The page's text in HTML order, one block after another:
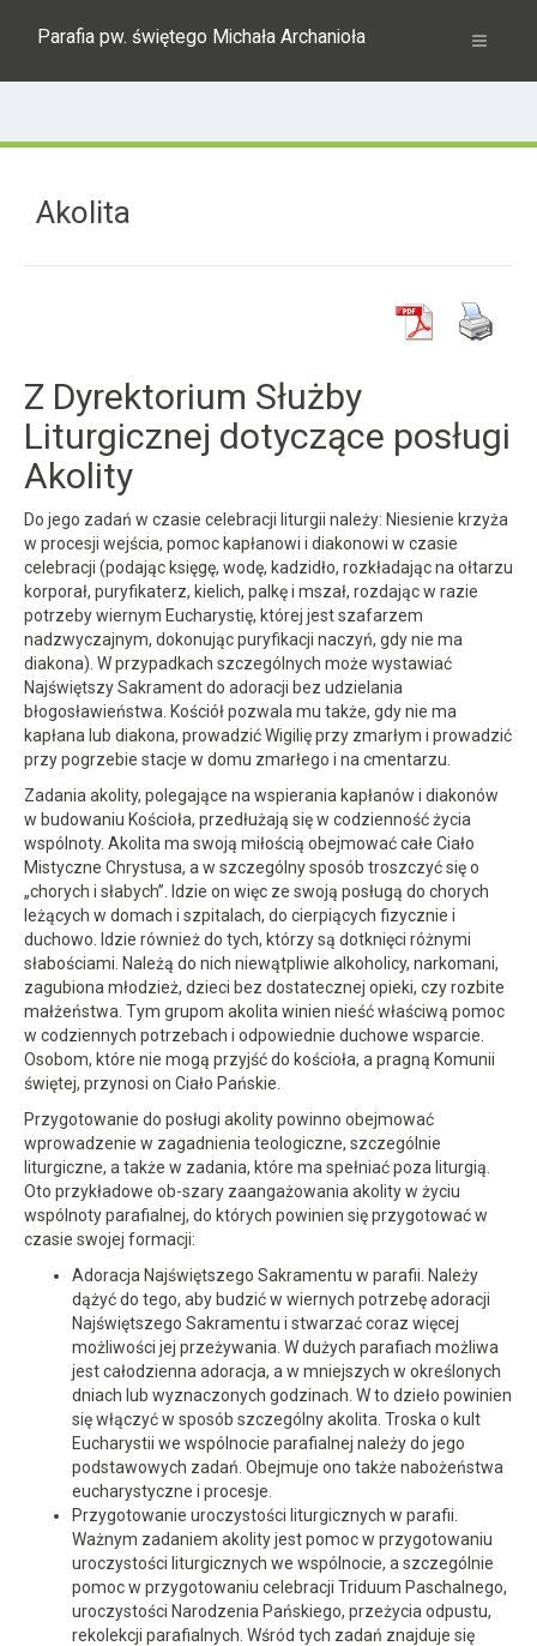
Parafia pw. świętego Michała Archanioła
Akolita
Z Dyrektorium Służby
Liturgicznej dotyczące posługi
Akolity
Do jego zadań w czasie celebracji liturgii należy: Niesienie krzyża
w procesji wejścia, pomoc kapłanowi i diakonowi w czasie
celebracji (podając księgę, wodę, kadzidło, rozkładając na ołtarzu
korporał, puryfikaterz, kielich, palkę i mszał, rozdając w razie
potrzeby wiernym Eucharystię, której jest szafarzem
nadzwyczajnym, dokonując puryfikacji naczyń, gdy nie ma
diakona). W przypadkach szczególnych może wystawiać
Najświętszy Sakrament do adoracji bez udzielania
błogosławieństwa. Kościół pozwala mu także, gdy nie ma
kapłana lub diakona, prowadzić Wigilię przy zmarłym i prowadzić
przy pogrzebie stacje w domu zmarłego i na cmentarzu.
Zadania akolity, polegające na wspierania kapłanów i diakonów
w budowaniu Kościoła, przedłużają się w codzienność życia
wspólnoty. Akolita ma swoją miłością obejmować całe Ciało
Mistyczne Chrystusa, a w szczególny sposób troszczyć się o
„chorych i słabych”. Idzie on więc ze swoją posługą do chorych
leżących w domach i szpitalach, do cierpiących fizycznie i
duchowo. Idzie również do tych, którzy są dotknięci różnymi
słabościami. Należą do nich niewątpliwie alkoholicy, narkomani,
zagubiona młodzież, dzieci bez dostatecznej opieki, czy rozbite
małżeństwa. Tym grupom akolita winien nieść właściwą pomoc
w codziennych potrzebach i odpowiednie duchowe wsparcie.
Osobom, które nie mogą przyjść do kościoła, a pragną Komunii
świętej, przynosi on Ciało Pańskie.
Przygotowanie do posługi akolity powinno obejmować
wprowadzenie w zagadnienia teologiczne, szczególnie
liturgiczne, a także w zadania, które ma spełniać poza liturgią.
Oto przykładowe ob-szary zaangażowania akolity w życiu
wspólnoty parafialnej, do których powinien się przygotować w
czasie swojej formacji:
Adoracja Najświętszego Sakramentu w parafii. Należy
dążyć do tego, aby budzić w wiernych potrzebę adoracji
Najświętszego Sakramentu i stwarzać coraz więcej
możliwości jej przeżywania. W dużych parafiach możliwa
jest całodzienna adoracja, a w mniejszych w określonych
dniach lub wyznaczonych godzinach. W to dzieło powinien
się włączyć w sposób szczególny akolita. Troska o kult
Eucharystii we wspólnocie parafialnej należy do jego
podstawowych zadań. Obejmuje ono także nabożeństwa
eucharystyczne i procesje.
Przygotowanie uroczystości liturgicznych w parafii.
Ważnym zadaniem akolity jest pomoc w przygotowaniu
uroczystości liturgicznych we wspólnocie, a szczególnie
pomoc w przygotowaniu celebracji Triduum Paschalnego,
uroczystości Narodzenia Pańskiego, przeżycia odpustu,
rekolekcji parafialnych. Wśród tych zadań znajduje się